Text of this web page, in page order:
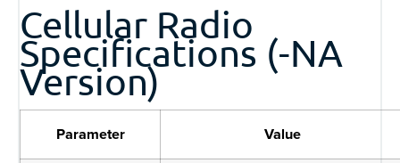
Cellular Radio
Specifications (-NA
Version)
Parameter Value